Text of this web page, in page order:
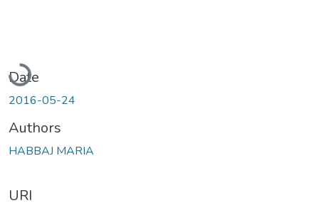
Date
2016-05-24
Authors
HABBAJ MARIA
URI